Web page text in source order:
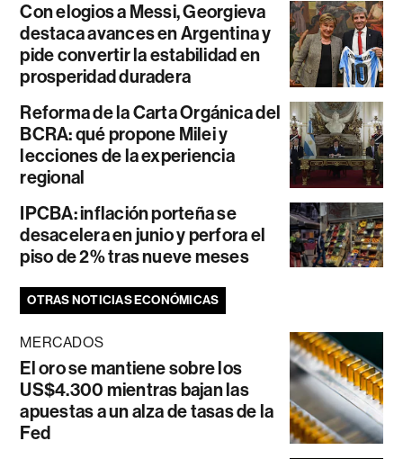
Con elogios a Messi, Georgieva
destaca avances en Argentina y
pide convertir la estabilidad en
prosperidad duradera
Reforma de la Carta Orgánica del
BCRA: qué propone Milei y
lecciones de la experiencia
regional
IPCBA: inflación porteña se
desacelera en junio y perfora el
piso de 2% tras nueve meses
OTRAS NOTICIAS ECONÓMICAS
MERCADOS
El oro se mantiene sobre los
US$4.300 mientras bajan las
apuestas a un alza de tasas de la
Fed